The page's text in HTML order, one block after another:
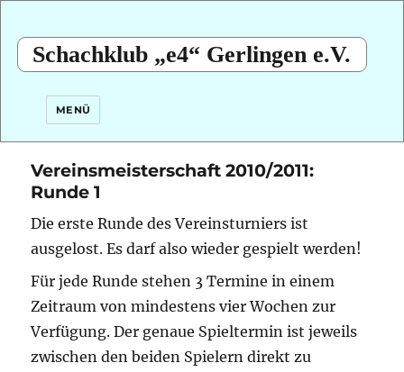
Schachklub „e4“ Gerlingen e.V.
MENÜ
Vereinsmeisterschaft 2010/2011:
Runde 1
Die erste Runde des Vereinsturniers ist
ausgelost. Es darf also wieder gespielt werden!
Für jede Runde stehen 3 Termine in einem
Zeitraum von mindestens vier Wochen zur
Verfügung. Der genaue Spieltermin ist jeweils
zwischen den beiden Spielern direkt zu